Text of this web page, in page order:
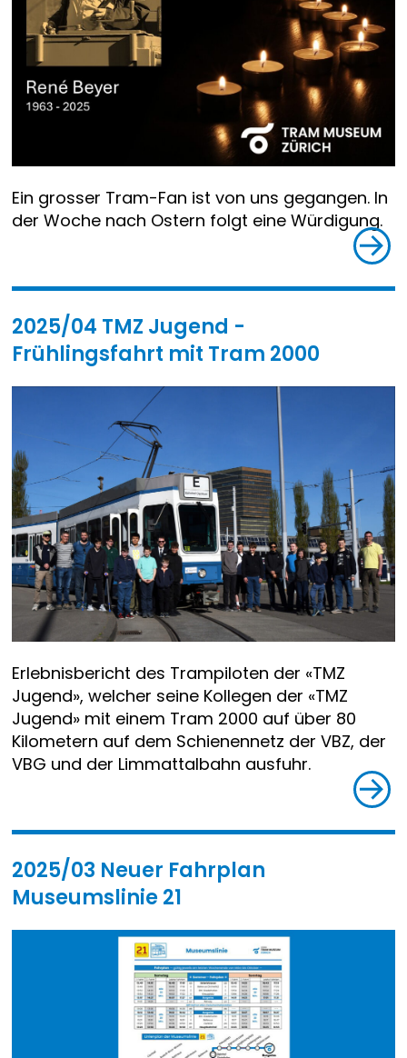
Ein grosser Tram-Fan ist von uns gegangen. In
der Woche nach Ostern folgt eine Würdigung.
2025/04 TMZ Jugend -
Frühlingsfahrt mit Tram 2000
Erlebnisbericht des Trampiloten der «TMZ
Jugend», welcher seine Kollegen der «TMZ
Jugend» mit einem Tram 2000 auf über 80
Kilometern auf dem Schienennetz der VBZ, der
VBG und der Limmattalbahn ausfuhr.
2025/03 Neuer Fahrplan
Museumslinie 21